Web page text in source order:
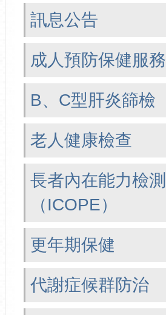
訊息公告
成人預防保健服務
B、C型肝炎篩檢
老人健康檢查
長者內在能力檢測
（ICOPE）
更年期保健
代謝症候群防治